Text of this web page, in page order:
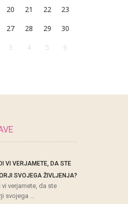
20 21 22
23
27 28 29
30
3 4 5 6
VI VERJAMETE, DA STE
SVOJEGA ŽIVLJENJA?
verjamete, da ste
svojega ...